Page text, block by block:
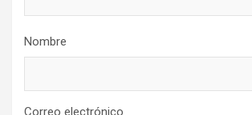
Nombre
Correo electrónico